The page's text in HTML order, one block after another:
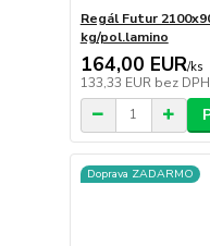
Regál Futur
kg/pol.lamino
164,00 EUR/ks
133,33 EUR bez DPH
Doprava ZADARMO